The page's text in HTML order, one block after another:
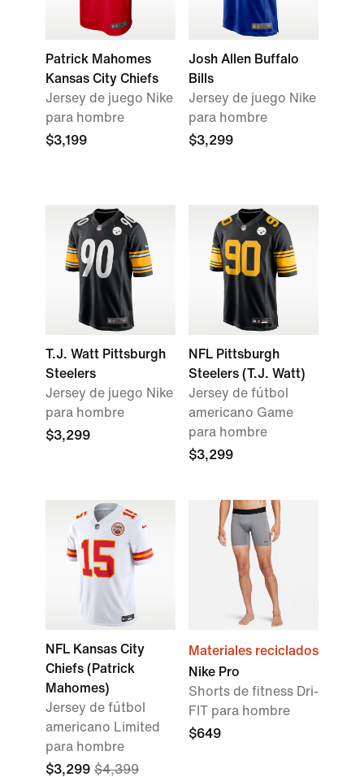
Patrick Mahomes
Kansas City Chiefs
Jersey de juego Nike
para hombre
$3,199
Josh Allen Buffalo
Bills
Jersey de juego Nike
para hombre
$3,299
T.J. Watt Pittsburgh
Steelers
Jersey de juego Nike
para hombre
$3,299
NFL Pittsburgh
Steelers (T.J. Watt)
Jersey de fútbol
americano Game
para hombre
$3,299
NFL Kansas City
Chiefs (Patrick
Mahomes)
Jersey de fútbol
americano Limited
para hombre
$3,299 $4,399
Materiales reciclados
Nike Pro
Shorts de fitness Dri-
FIT para hombre
$649